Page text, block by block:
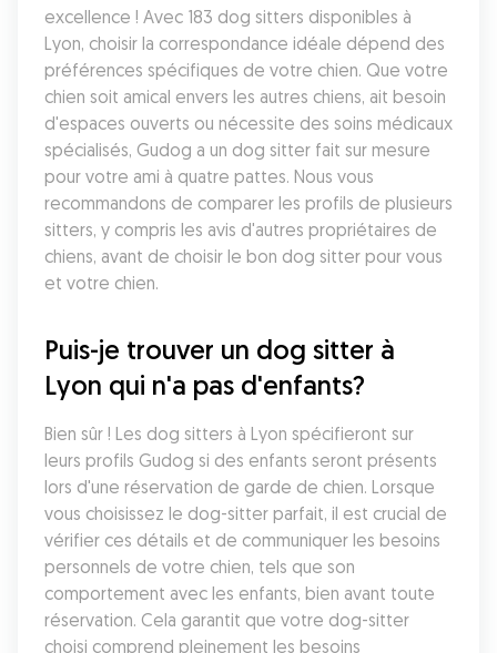
excellence ! Avec 183 dog sitters disponibles à
Lyon, choisir la correspondance idéale dépend des
préférences spécifiques de votre chien. Que votre
chien soit amical envers les autres chiens, ait besoin
d'espaces ouverts ou nécessite des soins médicaux
spécialisés, Gudog a un dog sitter fait sur mesure
pour votre ami à quatre pattes. Nous vous
recommandons de comparer les profils de plusieurs
sitters, y compris les avis d'autres propriétaires de
chiens, avant de choisir le bon dog sitter pour vous
et votre chien.
Puis-je trouver un dog sitter à
Lyon qui n'a pas d'enfants?
Bien sûr ! Les dog sitters à Lyon spécifieront sur
leurs profils Gudog si des enfants seront présents
lors d'une réservation de garde de chien. Lorsque
vous choisissez le dog-sitter parfait, il est crucial de
vérifier ces détails et de communiquer les besoins
personnels de votre chien, tels que son
comportement avec les enfants, bien avant toute
réservation. Cela garantit que votre dog-sitter
choisi comprend pleinement les besoins